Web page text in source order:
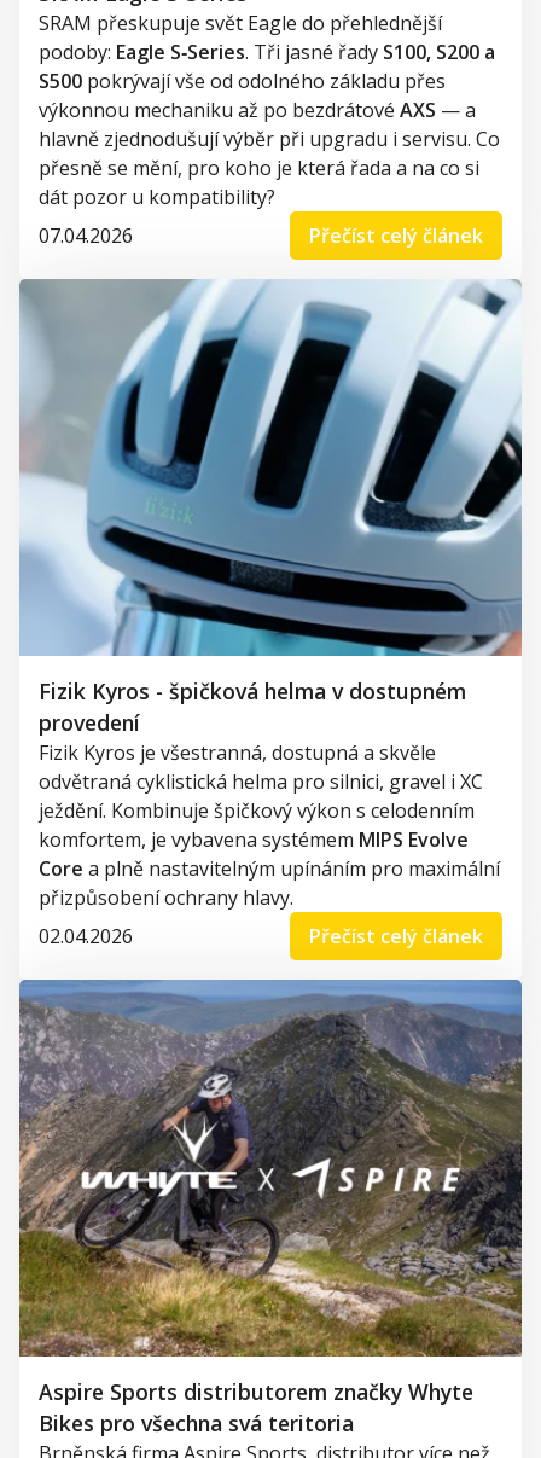
SRAM přeskupuje svět Eagle do přehlednější
podoby: Eagle S‑Series. Tři jasné řady S100, S200 a
S500 pokrývají vše od odolného základu přes
výkonnou mechaniku až po bezdrátové AXS — a
hlavně zjednodušují výběr při upgradu i servisu. Co
přesně se mění, pro koho je která řada a na co si
dát pozor u kompatibility?
07.04.2026
Přečíst celý článek
Fizik Kyros - špičková helma v dostupném
provedení
Fizik Kyros je všestranná, dostupná a skvěle
odvětraná cyklistická helma pro silnici, gravel i XC
ježdění. Kombinuje špičkový výkon s celodenním
komfortem, je vybavena systémem MIPS Evolve
Core a plně nastavitelným upínáním pro maximální
přizpůsobení ochrany hlavy.
02.04.2026
Přečíst celý článek
Aspire Sports distributorem značky Whyte
Bikes pro všechna svá teritoria